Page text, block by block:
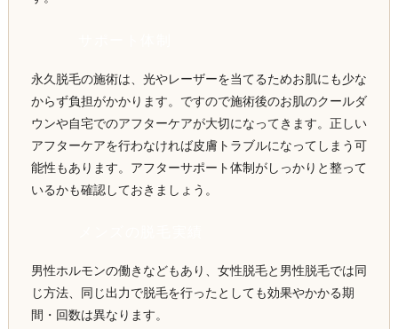
永久脱毛の施術は、光やレーザーを当てるためお肌にも少な
からず負担がかかります。ですので施術後のお肌のクールダ
ウンや自宅でのアフターケアが大切になってきます。正しい
アフターケアを行わなければ皮膚トラブルになってしまう可
能性もあります。アフターサポート体制がしっかりと整って
いるかも確認しておきましょう。
男性ホルモンの働きなどもあり、女性脱毛と男性脱毛では同
じ方法、同じ出力で脱毛を行ったとしても効果やかかる期
間・回数は異なります。